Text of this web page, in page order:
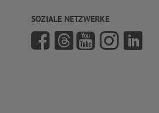
SOZIALE NETZWERKE